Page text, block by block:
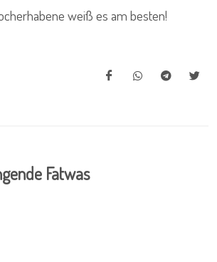
weiß es am besten!
Fatwas